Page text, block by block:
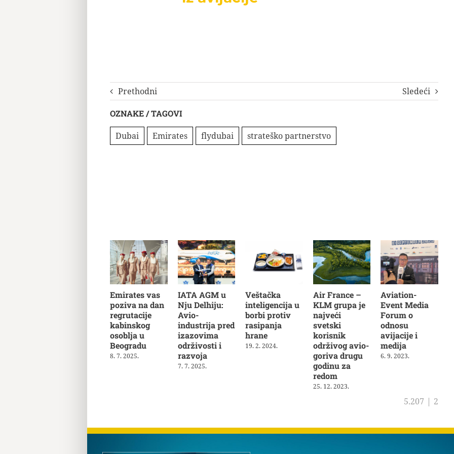
Prethodni Sledeći
OZNAKE / TAGOVI
Dubai Emirates flydubai strateško partnerstvo
Emirates vas
poziva na dan
regrutacije
kabinskog
osoblja u
Beogradu
8. 7. 2025.
IATA AGM u
Nju Delhiju:
Avio-
industrija pred
izazovima
održivosti i
razvoja
7. 7. 2025.
Veštačka
inteligencija u
borbi protiv
rasipanja
hrane
19. 2. 2024.
Air France –
KLM grupa je
najveći
svetski
korisnik
održivog avio-
goriva drugu
godinu za
redom
25. 12. 2023.
Aviation-
Event Media
Forum o
odnosu
avijacije i
medija
6. 9. 2023.
5.207 | 2